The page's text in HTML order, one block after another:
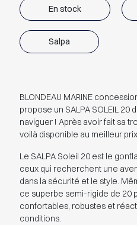
En stock
Salpa
BLONDEAU MARINE
propose un SALPA SOLEIL 20
naviguer ! Après avoir fait sa
voilà disponible au meilleur
Le SALPA Soleil 20 est le
ceux qui recherchent une
dans la sécurité et le style.
ce superbe semi-rigide de 20
confortables, robustes et
conditions.